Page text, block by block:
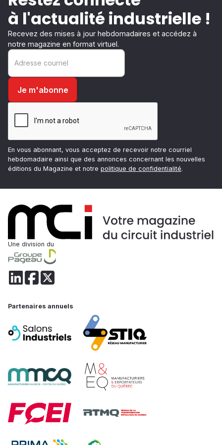
à l'actualité industrielle !
Recevez des mises à jour hebdomadaires et accédez à
notre magazine en format virtuel.
En vous abonnant, vous acceptez de recevoir notre courriel
hebdomadaire ainsi que des annonces concernant les nouvelles
éditions du Magazine et notre politique de confidentialité.
Une division du
Partenaires annuels